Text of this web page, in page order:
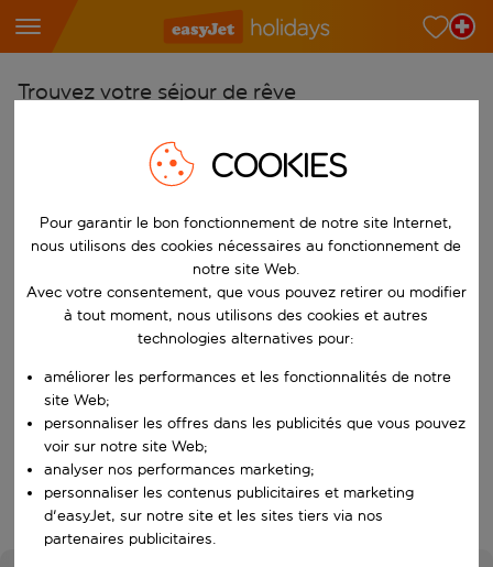
Trouvez votre séjour de rêve
Choisissez votre aéroport
Commencez à taper pour la saisie automatique. Lorsque les
Choisissez votre destination
Vers
Choisissez vos dates
Quand
Rechercher
COOKIES
Pour garantir le bon fonctionnement de notre site Internet,
nous utilisons des cookies nécessaires au fonctionnement de
notre site Web.
Avec votre consentement, que vous pouvez retirer ou modifier
à tout moment, nous utilisons des cookies et autres
technologies alternatives pour:
améliorer les performances et les fonctionnalités de notre
site Web;
personnaliser les offres dans les publicités que vous pouvez
voir sur notre site Web;
analyser nos performances marketing;
personnaliser les contenus publicitaires et marketing
d'easyJet, sur notre site et les sites tiers via nos
partenaires publicitaires.